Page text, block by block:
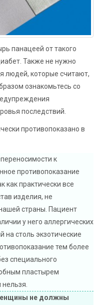
панацеей от такого
Также не нужно
людей, которые считают,
ознакомьтесь со
последствий.
противопоказано в
к
противопоказание
как практически все
изделия, не
страны. Пациент
у него аллергических
на столь экзотические
тем более
специального
пластырем
не должны